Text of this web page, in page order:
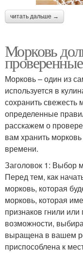
читать дальше →
Морковь
Морковь – один из
используется в
сохранить свежесть
определенные
расскажем о
вам хранить
времени.
Заголовок 1: Выбор
Перед тем, как
морковь, которая
морковь, которая
признаков гнили
возможности,
выращена в вашем
приспособлена к